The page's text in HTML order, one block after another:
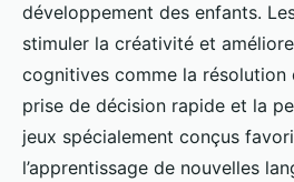
développement des enfants.
stimuler la créativité et
cognitives comme la résolution
prise de décision rapide et la
jeux spécialement conçus
l’apprentissage de nouvelles